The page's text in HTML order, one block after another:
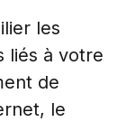
les
liés à votre
de
le